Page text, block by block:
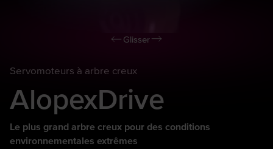
Glisser
Servomoteurs à arbre creux
AlopexDrive
Le plus grand arbre creux pour des conditions
environnementales extrêmes